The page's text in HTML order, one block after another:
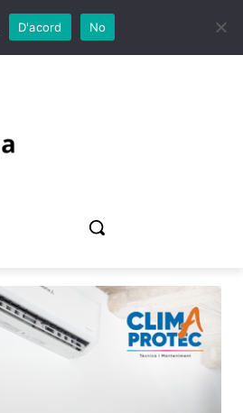
D'acord No